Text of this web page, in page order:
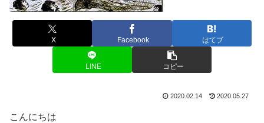
X Facebook はてブ
LINE コピー
2020.02.14 2020.05.27
こんにちは